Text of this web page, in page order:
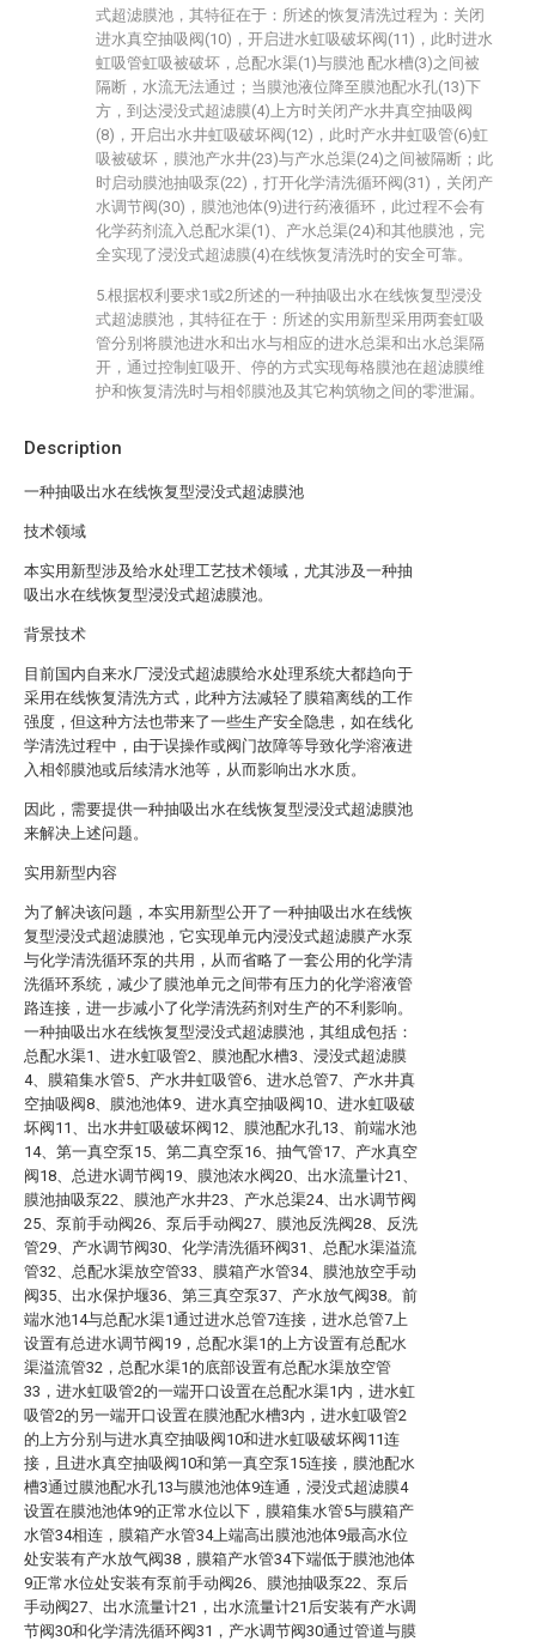
Description
一种抽吸出水在线恢复型浸没式超滤膜池
技术领域
本实用新型涉及给水处理工艺技术领域，尤其涉及一种抽
吸出水在线恢复型浸没式超滤膜池。
背景技术
目前国内自来水厂浸没式超滤膜给水处理系统大都趋向于
采用在线恢复清洗方式，此种方法减轻了膜箱离线的工作
强度，但这种方法也带来了一些生产安全隐患，如在线化
学清洗过程中，由于误操作或阀门故障等导致化学溶液进
入相邻膜池或后续清水池等，从而影响出水水质。
因此，需要提供一种抽吸出水在线恢复型浸没式超滤膜池
来解决上述问题。
实用新型内容
为了解决该问题，本实用新型公开了一种抽吸出水在线恢
复型浸没式超滤膜池，它实现单元内浸没式超滤膜产水泵
与化学清洗循环泵的共用，从而省略了一套公用的化学清
洗循环系统，减少了膜池单元之间带有压力的化学溶液管
路连接，进一步减小了化学清洗药剂对生产的不利影响。
一种抽吸出水在线恢复型浸没式超滤膜池，其组成包括：
总配水渠1、进水虹吸管2、膜池配水槽3、浸没式超滤膜
4、膜箱集水管5、产水井虹吸管6、进水总管7、产水井真
空抽吸阀8、膜池池体9、进水真空抽吸阀10、进水虹吸破
坏阀11、出水井虹吸破坏阀12、膜池配水孔13、前端水池
14、第一真空泵15、第二真空泵16、抽气管17、产水真空
阀18、总进水调节阀19、膜池浓水阀20、出水流量计21、
膜池抽吸泵22、膜池产水井23、产水总渠24、出水调节阀
25、泵前手动阀26、泵后手动阀27、膜池反洗阀28、反洗
管29、产水调节阀30、化学清洗循环阀31、总配水渠溢流
管32、总配水渠放空管33、膜箱产水管34、膜池放空手动
阀35、出水保护堰36、第三真空泵37、产水放气阀38。前
端水池14与总配水渠1通过进水总管7连接，进水总管7上
设置有总进水调节阀19，总配水渠1的上方设置有总配水
渠溢流管32，总配水渠1的底部设置有总配水渠放空管
33，进水虹吸管2的一端开口设置在总配水渠1内，进水虹
吸管2的另一端开口设置在膜池配水槽3内，进水虹吸管2
的上方分别与进水真空抽吸阀10和进水虹吸破坏阀11连
接，且进水真空抽吸阀10和第一真空泵15连接，膜池配水
槽3通过膜池配水孔13与膜池池体9连通，浸没式超滤膜4
设置在膜池池体9的正常水位以下，膜箱集水管5与膜箱产
水管34相连，膜箱产水管34上端高出膜池池体9最高水位
处安装有产水放气阀38，膜箱产水管34下端低于膜池池体
9正常水位处安装有泵前手动阀26、膜池抽吸泵22、泵后
手动阀27、出水流量计21，出水流量计21后安装有产水调
节阀30和化学清洗循环阀31，产水调节阀30通过管道与膜
式超滤膜池，其特征在于：所述的恢复清洗过程为：关闭
进水真空抽吸阀(10)，开启进水虹吸破坏阀(11)，此时进水
虹吸管虹吸被破坏，总配水渠(1)与膜池 配水槽(3)之间被
隔断，水流无法通过；当膜池液位降至膜池配水孔(13)下
方，到达浸没式超滤膜(4)上方时关闭产水井真空抽吸阀
(8)，开启出水井虹吸破坏阀(12)，此时产水井虹吸管(6)虹
吸被破坏，膜池产水井(23)与产水总渠(24)之间被隔断；此
时启动膜池抽吸泵(22)，打开化学清洗循环阀(31)，关闭产
水调节阀(30)，膜池池体(9)进行药液循环，此过程不会有
化学药剂流入总配水渠(1)、产水总渠(24)和其他膜池，完
全实现了浸没式超滤膜(4)在线恢复清洗时的安全可靠。
5.根据权利要求1或2所述的一种抽吸出水在线恢复型浸没
式超滤膜池，其特征在于：所述的实用新型采用两套虹吸
管分别将膜池进水和出水与相应的进水总渠和出水总渠隔
开，通过控制虹吸开、停的方式实现每格膜池在超滤膜维
护和恢复清洗时与相邻膜池及其它构筑物之间的零泄漏。